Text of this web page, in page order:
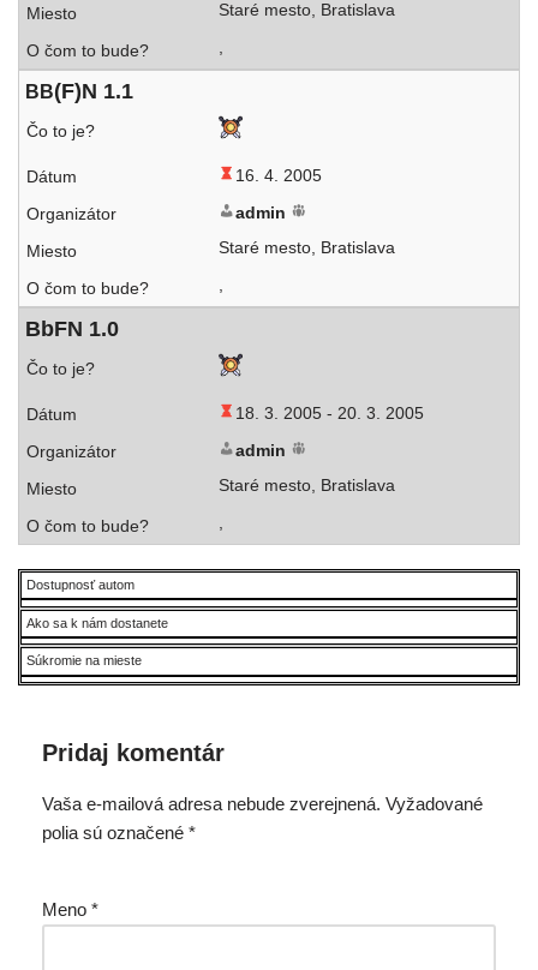
Staré mes­to, Bratislava
,
BB(F)N 1.1
16. 4. 2005
admin
Staré mes­to, Bratislava
,
BbFN 1.0
18. 3. 2005 - 20. 3. 2005
admin
Staré mes­to, Bratislava
,
Dostupnosť autom
Ako sa k nám dostanete
Súkromie na mieste
Pridaj komentár
Vaša e-mailová adresa nebude zverejnená. Vyžadované
polia sú označené *
Meno *